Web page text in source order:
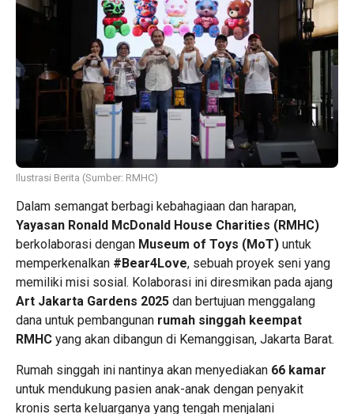
Ilustrasi Berita (Sumber: RMHC)
Dalam semangat berbagi kebahagiaan dan harapan,
Yayasan Ronald McDonald House Charities (RMHC)
berkolaborasi dengan Museum of Toys (MoT) untuk
memperkenalkan #Bear4Love, sebuah proyek seni yang
memiliki misi sosial. Kolaborasi ini diresmikan pada ajang
Art Jakarta Gardens 2025 dan bertujuan menggalang
dana untuk pembangunan rumah singgah keempat
RMHC yang akan dibangun di Kemanggisan, Jakarta Barat.
Rumah singgah ini nantinya akan menyediakan 66 kamar
untuk mendukung pasien anak-anak dengan penyakit
kronis serta keluarganya yang tengah menjalani